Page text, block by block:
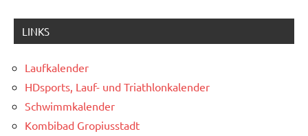
LINKS
Laufkalender
HDsports, Lauf- und Triathlonkalender
Schwimmkalender
Kombibad Gropiusstadt